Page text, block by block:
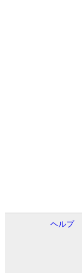
ヘルプ